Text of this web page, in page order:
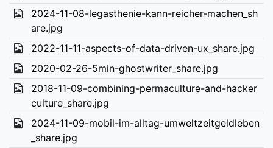
2024-11-08-legasthenie-kann-reicher-machen_sh
are.jpg
2022-11-11-aspects-of-data-driven-ux_share.jpg
2020-02-26-5min-ghostwriter_share.jpg
2018-11-09-combining-permaculture-and-hacker
culture_share.jpg
2024-11-09-mobil-im-alltag-umweltzeitgeldleben
_share.jpg